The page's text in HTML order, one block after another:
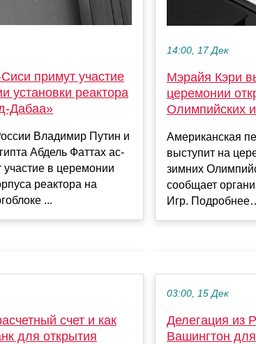
примут участие
установки реактора
Дабаа»
Владимир Путин и
Абдель Фаттах ас-
в церемонии
реактора на
...
14:00, 17 Дек
Мэрайя Кэри
церемонии
Олимпийских
Американская
выступит на
зимних
сообщает
Игр.
счет и как
для открытия
03:00, 15 Дек
Делегация из
Вашингтон